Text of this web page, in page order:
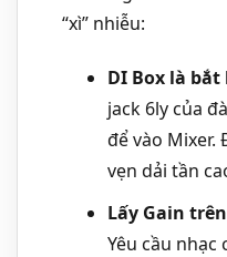
“xì” nhiễu:
DI Box là bắt
jack 6ly của
để vào
vẹn dải tần
Lấy Gain trên
Yêu cầu